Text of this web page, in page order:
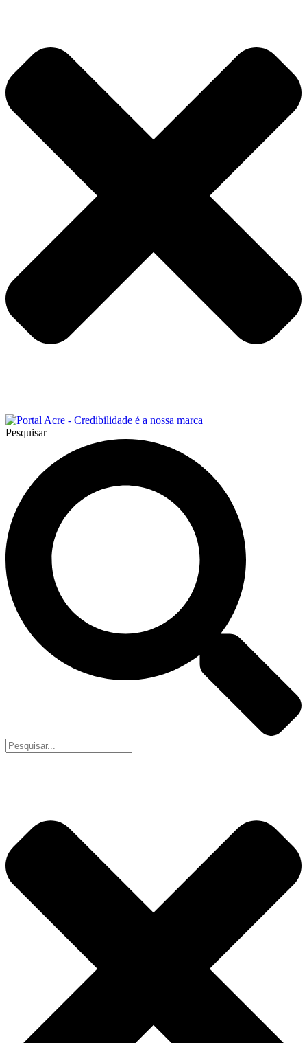
Pesquisar